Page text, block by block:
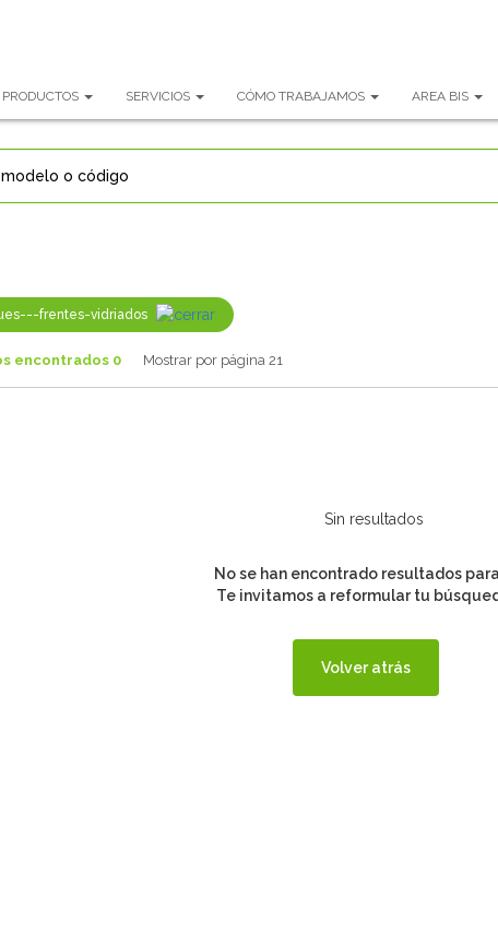
PRODUCTOS SERVICIOS CÓMO TRABAJAMOS AREA BIS
frentes-vidriados
encontrados 0 Mostrar por página 21
No se han encontrado resultados
Te invitamos a reformular tu
Volver atrás